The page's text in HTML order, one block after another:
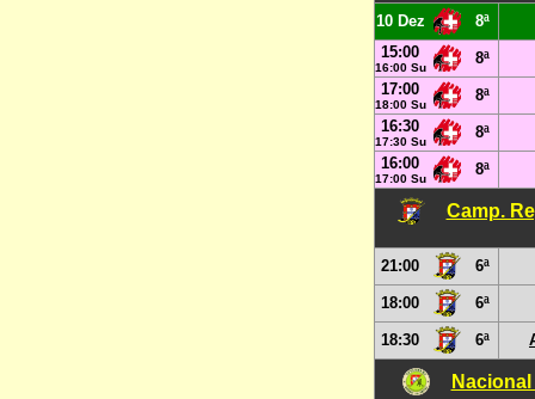
10 Dez
8ª
15:00
16:00 Su
8ª
17:00
18:00 Su
8ª
16:30
17:30 Su
8ª
16:00
17:00 Su
8ª
Camp.
21:00 6ª
18:00 6ª
18:30 6ª